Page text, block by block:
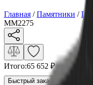
Главная /Памятники /По
ММ2275
Итого:65 652 ₽
Быстрый заказ